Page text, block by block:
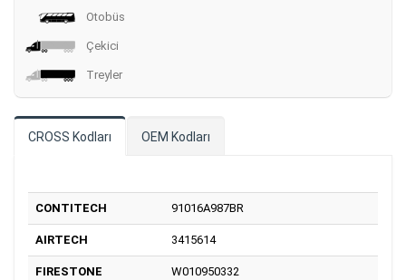
Otobüs
Çekici
Treyler
CROSS Kodları OEM Kodları
CONTITECH 91016A987BR
AIRTECH 3415614
FIRESTONE W010950332